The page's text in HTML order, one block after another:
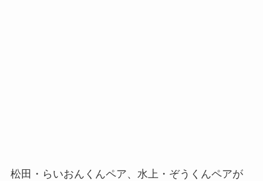
松田・らいおんくんペア、水上・ぞうくんペアが